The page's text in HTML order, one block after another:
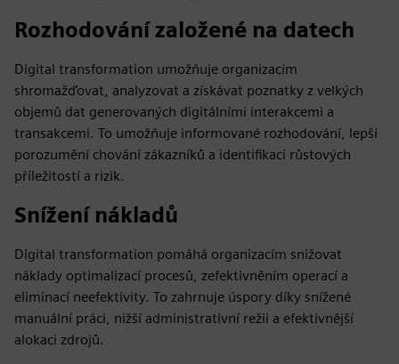
Rozhodování založené na datech
Digital transformation umožňuje organizacím
shromažďovat, analyzovat a získávat poznatky z velkých
objemů dat generovaných digitálními interakcemi a
transakcemi. To umožňuje informované rozhodování, lepší
porozumění chování zákazníků a identifikaci růstových
příležitostí a rizik.
Snížení nákladů
Digital transformation pomáhá organizacím snižovat
náklady optimalizací procesů, zefektivněním operací a
eliminací neefektivity. To zahrnuje úspory díky snížené
manuální práci, nižší administrativní režii a efektivnější
alokaci zdrojů.